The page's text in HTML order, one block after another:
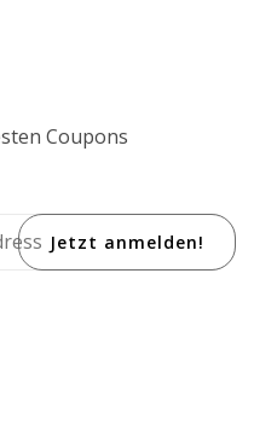
Coupons
Jetzt anmelden!